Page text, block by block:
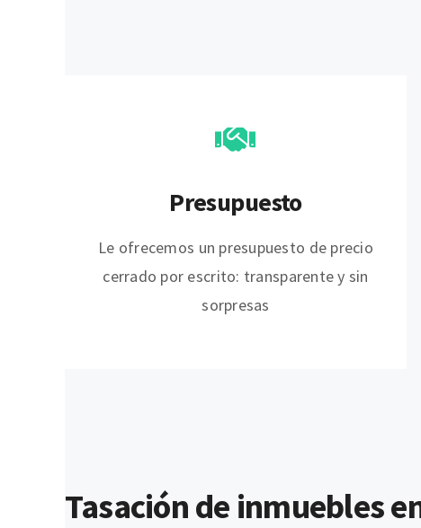
Presupuesto
Le ofrecemos un presupuesto de precio
cerrado por escrito: transparente y sin
sorpresas
Tasación de inmuebles